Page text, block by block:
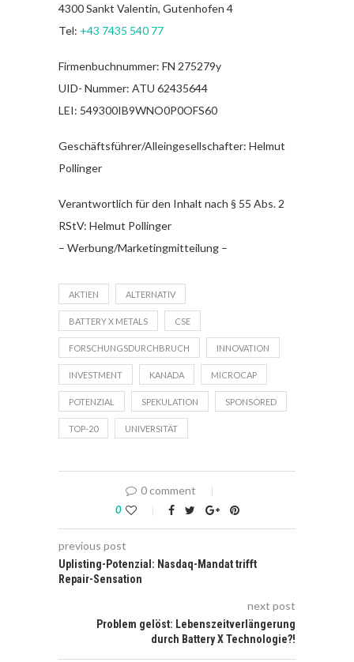
4300 Sankt Valentin, Gutenhofen 4
Tel: +43 7435 540 77
Firmenbuchnummer: FN 275279y
UID- Nummer: ATU 62435644
LEI: 549300IB9WNO0P0OFS60
Geschäftsführer/Alleingesellschafter: Helmut
Pollinger
Verantwortlich für den Inhalt nach § 55 Abs. 2
RStV: Helmut Pollinger
– Werbung/Marketingmitteilung –
AKTIEN ALTERNATIV
BATTERY X METALS CSE
FORSCHUNGSDURCHBRUCH INNOVATION
INVESTMENT KANADA MICROCAP
POTENZIAL SPEKULATION SPONSORED
TOP-20 UNIVERSITÄT
0 comment
0
previous post
Uplisting-Potenzial: Nasdaq-Mandat trifft
Repair-Sensation
next post
Problem gelöst: Lebenszeitverlängerung
durch Battery X Technologie?!